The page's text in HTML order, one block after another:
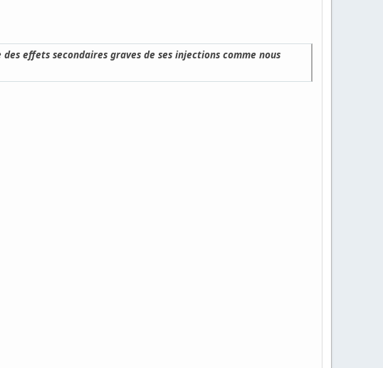
effets secondaires graves de ses injections comme nous